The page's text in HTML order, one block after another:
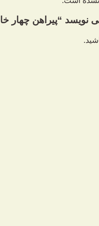
نویسد “پیراهن چهار